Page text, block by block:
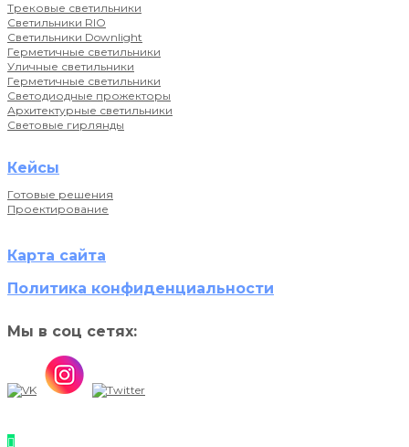
Трековые светильники
Светильники RIO
Светильники Downlight
Герметичные светильники
Уличные светильники
Герметичные светильники
Светодиодные прожекторы
Архитектурные светильники
Световые гирлянды
Кейсы
Готовые решения
Проектирование
Карта сайта
Политика конфиденциальности
Мы в соц сетях: